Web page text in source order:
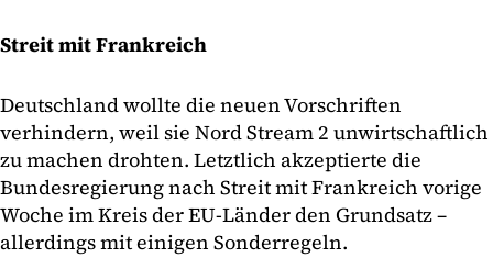
Streit mit Frankreich
Deutschland wollte die neuen Vorschriften
verhindern, weil sie Nord Stream 2 unwirtschaftlich
zu machen drohten. Letztlich akzeptierte die
Bundesregierung nach Streit mit Frankreich vorige
Woche im Kreis der EU-Länder den Grundsatz –
allerdings mit einigen Sonderregeln.